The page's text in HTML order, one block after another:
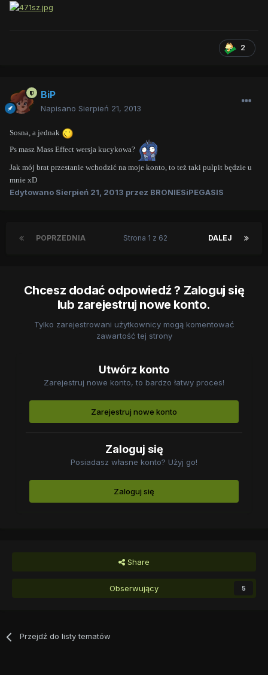
2
BiP
Napisano Sierpień 21, 2013
Sosna, a jednak
Ps masz Mass Effect wersja kucykowa?
Jak mój brat przestanie wchodzić na moje konto, to też taki pulpit będzie u
mnie xD
Edytowano Sierpień 21, 2013 przez BRONIESiPEGASIS
POPRZEDNIA DALEJ
Strona 1 z 62
Chcesz dodać odpowiedź ? Zaloguj się
lub zarejestruj nowe konto.
Tylko zarejestrowani użytkownicy mogą komentować
zawartość tej strony
Utwórz konto
Zarejestruj nowe konto, to bardzo łatwy proces!
Zarejestruj nowe konto
Zaloguj się
Posiadasz własne konto? Użyj go!
Zaloguj się
Share
Obserwujący 5
Przejdź do listy tematów